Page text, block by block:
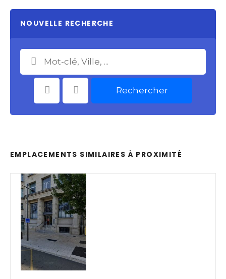
NOUVELLE RECHERCHE
Catégories Choisir le Lieu Rechercher
EMPLACEMENTS SIMILAIRES À PROXIMITÉ